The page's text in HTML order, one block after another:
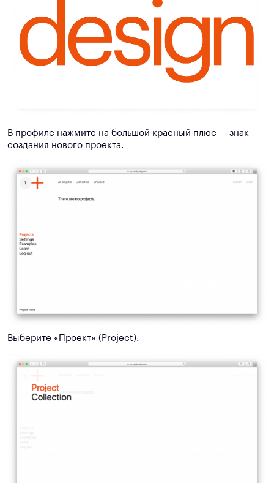
В профиле нажмите на большой красный плюс — знак
создания нового проекта.
Выберите «Проект» (Project).